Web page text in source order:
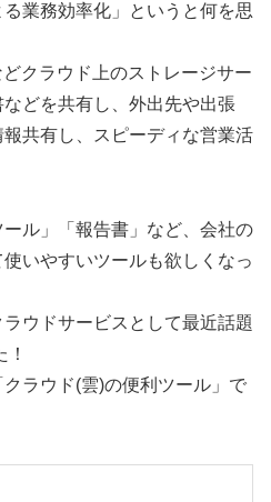
業務効率化」というと何を思
クラウド上のストレージサー
どを共有し、外出先や出張
共有し、スピーディな営業活
ル」「報告書」など、会社の
いやすいツールも欲しくなっ
ウドサービスとして最近話題
ラウド(雲)の便利ツール」で